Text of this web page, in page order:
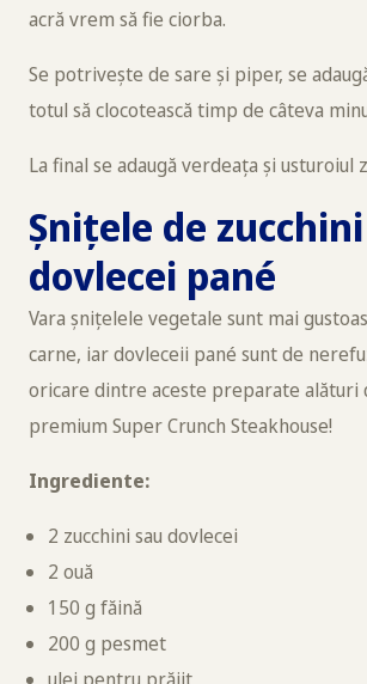
acră vrem să fie ciorba.
Se potrivește de sare și piper, se
totul să clocotească timp de câteva
La final se adaugă verdeața și usturoiul
Șnițele de
dovlecei pané
Vara șnițelele vegetale sunt mai
carne, iar dovleceii pané sunt de
oricare dintre aceste preparate
premium Super Crunch Steakhouse!
Ingrediente:
2 zucchini sau dovlecei
2 ouă
150 g făină
200 g pesmet